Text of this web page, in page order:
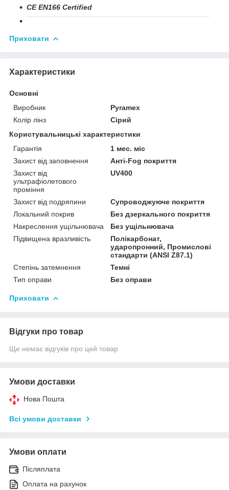
CE EN166 Certified
Приховати
Характеристики
Основні
Виробник
Pyramex
Колір лінз
Сірий
Користувальницькі характеристики
Гарантія
1 мес. міс
Захист від заповнення
Анті-Fog покриття
Захист від
ультрафіолетового
проміння
UV400
Захист від подряпини
Супроводжуюче покриття
Локальний покрив
Без дзеркального покриття
Накреслення ущільнювача
Без ущільнювача
Підвищена вразливість
Полікарбонат,
ударопронний, Промислові
стандарти (ANSI Z87.1)
Степінь затемнення
Темні
Тип оправи
Без оправи
Приховати
Відгуки про товар
Ще немає відгуків про цей товар
Умови доставки
Нова Пошта
Всі умови доставки
Умови оплати
Післяплата
Оплата на рахунок